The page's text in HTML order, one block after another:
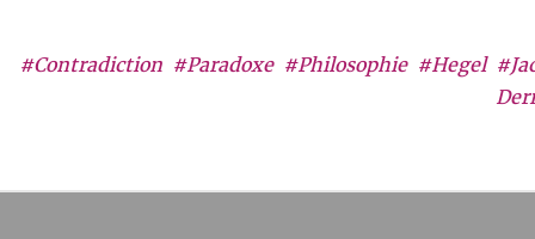
#Contradiction #Paradoxe #Philosophie #Hegel